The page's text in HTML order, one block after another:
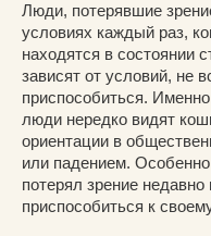
Люди, потерявшие
условиях каждый раз,
находятся в состоянии
зависят от условий, не
приспособиться.
люди нередко видят
ориентации в
или падением.
потерял зрение
приспособиться к